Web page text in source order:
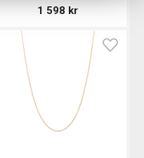
1 598 kr